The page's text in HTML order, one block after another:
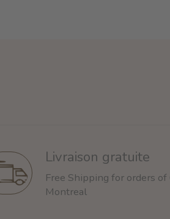
Livraison gratuite
Free Shipping for orders
Montreal